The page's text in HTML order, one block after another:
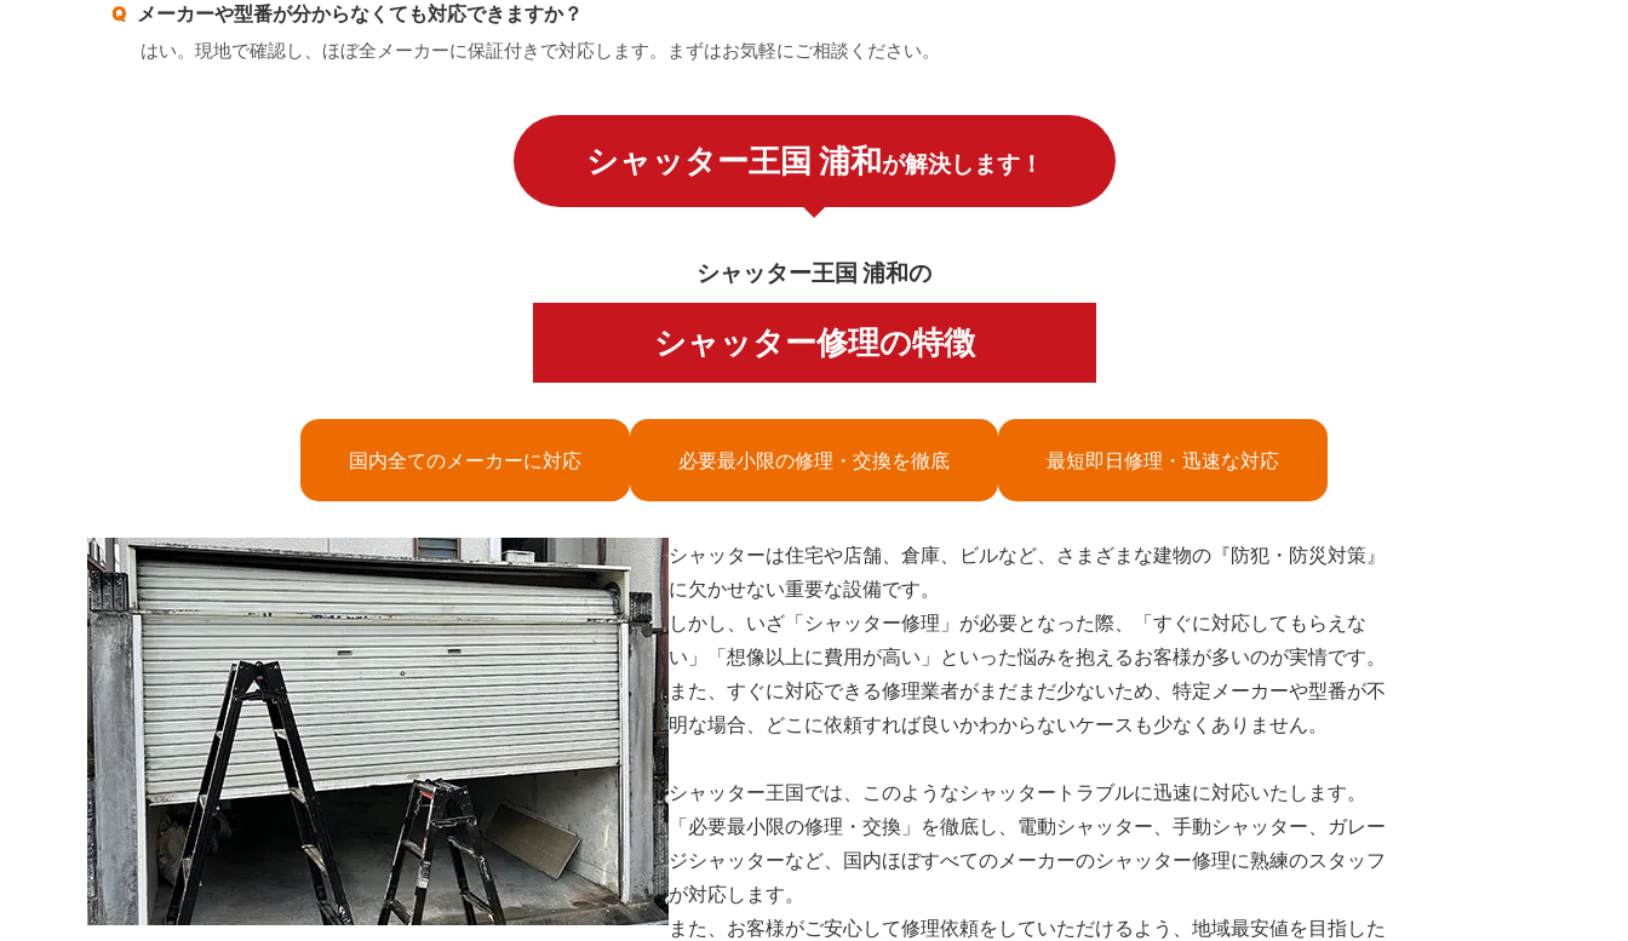
メーカーや型番が分からなくても対応できますか？
はい。現地で確認し、ほぼ全メーカーに保証付きで対応します。まずはお気軽にご相談ください。
シャッター王国 浦和が解決します！
シャッター王国 浦和の
シャッター修理の特徴
国内全てのメーカーに対応 必要最小限の修理・交換を徹底 最短即日修理・迅速な対応
シャッターは住宅や店舗、倉庫、ビルなど、さまざまな建物の『防犯・防災対策』
に欠かせない重要な設備です。
しかし、いざ「シャッター修理」が必要となった際、「すぐに対応してもらえな
い」「想像以上に費用が高い」といった悩みを抱えるお客様が多いのが実情です。
また、すぐに対応できる修理業者がまだまだ少ないため、特定メーカーや型番が不
明な場合、どこに依頼すれば良いかわからないケースも少なくありません。
シャッター王国では、このようなシャッタートラブルに迅速に対応いたします。
「必要最小限の修理・交換」を徹底し、電動シャッター、手動シャッター、ガレー
ジシャッターなど、国内ほぼすべてのメーカーのシャッター修理に熟練のスタッフ
が対応します。
また、お客様がご安心して修理依頼をしていただけるよう、地域最安値を目指した